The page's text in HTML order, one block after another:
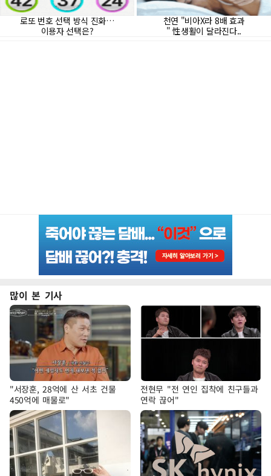
많이 본 기사
"서장훈, 28억에 산 서초 건물
450억에 매물로"
전현무 "전 연인 집착에 친구들과
연락 끊어"